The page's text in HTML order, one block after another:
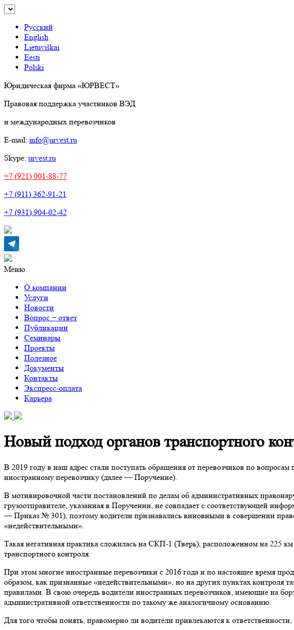
Русский
English
Lietuviškai
Eesti
Polski
Юридическая фирма «ЮРВЕСТ»
Правовая поддержка участников ВЭД
и международных перевозчиков
E-mail: info@urvest.ru
Skype: urvest.ru
+7 (921) 001-88-77
+7 (911) 362-91-21
+7 (931) 904-02-42
Меню
О компании
Услуги
Новости
Вопрос − ответ
Публикации
Семинары
Проекты
Полезное
Документы
Контакты
Экспресс-оплата
Карьера
Новый подход органов транспортного
В 2019 году в наш адрес стали поступать обращения от перевозчиков по
иностранному перевозчику (далее — Поручение).
В мотивировочной части постановлений по делам об административных
грузоотправителе, указанная в Поручении, не совпадает с соответствующей
— Приказ № 301), поэтому водители признавались виновными в совершении
«недействительными».
Такая негативная практика сложилась на СКП-1 (Тверь), расположенном на
транспортного контроля.
При этом многие иностранные перевозчики с 2016 года и по настоящее время
образом, как признанные «недействительными», но на других пунктах
правилами. В свою очередь водители иностранных перевозчиков, имеющие на
административной ответственности по такому же аналогичному основанию.
Для того чтобы понять, правомерно ли водители привлекаются к